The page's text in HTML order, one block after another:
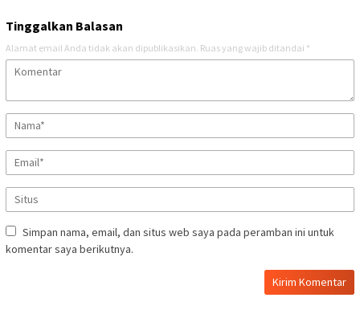
Tinggalkan Balasan
Alamat email Anda tidak akan dipublikasikan. Ruas yang wajib ditandai *
Simpan nama, email, dan situs web saya pada peramban ini untuk
komentar saya berikutnya.